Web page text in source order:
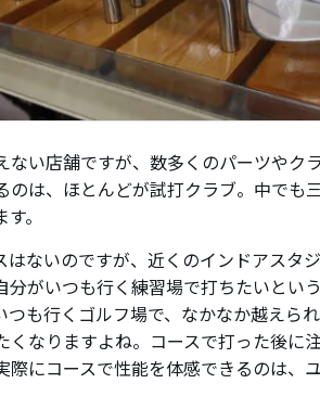
ない店舗ですが、数多くのパーツやク
のは、ほとんどが試打クラブ。中でも
。
はないのですが、近くのインドアスタ
分がいつも行く練習場で打ちたいとい
つも行くゴルフ場で、なかなか越えら
くなりますよね。コースで打った後に
際にコースで性能を体感できるのは、